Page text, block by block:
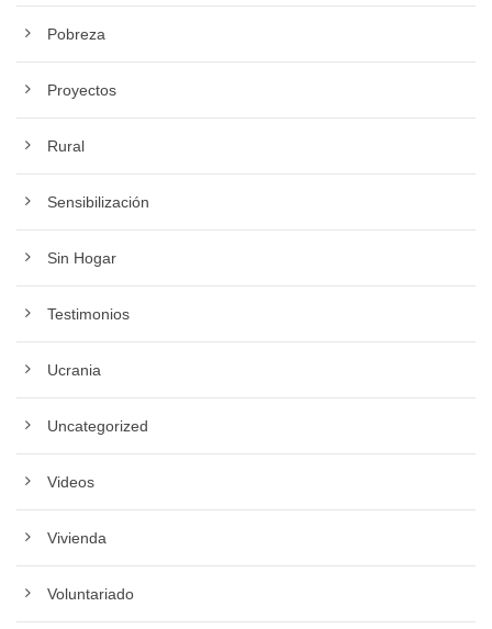
Pobreza
Proyectos
Rural
Sensibilización
Sin Hogar
Testimonios
Ucrania
Uncategorized
Videos
Vivienda
Voluntariado